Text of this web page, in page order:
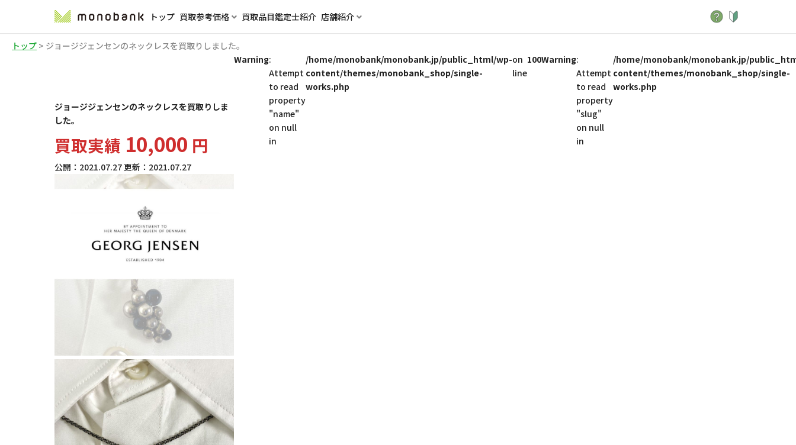
トップ 買取参考価格 買取品目鑑定士紹介 店舗紹介
トップ > ジョージジェンセンのネックレスを買取りしました。
ジョージジェンセンのネックレスを買取りしま
した。
買取実績 10,000 円
公開： 2021.07.27更新： 2021.07.27
Warning:
Attempt
to read
property
"name"
on null
in
/home/monobank/monobank.jp/public_html/wp-
content/themes/monobank_shop/single-
works.php
on
line
100Warning:
Attempt
to read
property
"slug"
on null
in
/home/monobank/monobank.jp/
content/themes/monobank_shop/single-
works.php